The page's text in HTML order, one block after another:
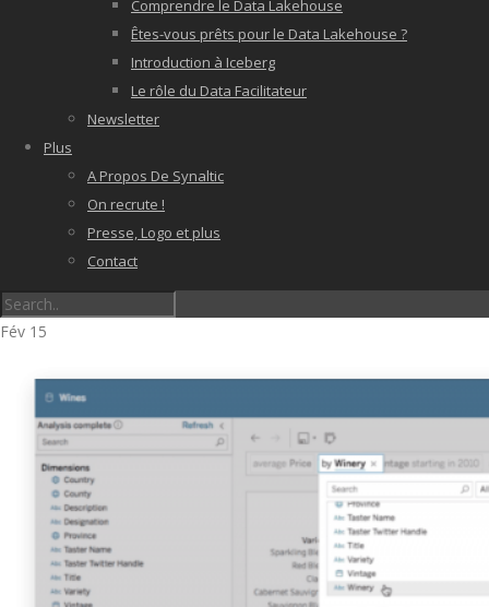
Comprendre le Data Lakehouse
Êtes-vous prêts pour le Data Lakehouse ?
Introduction à Iceberg
Le rôle du Data Facilitateur
Newsletter
Plus
A Propos De Synaltic
On recrute !
Presse, Logo et plus
Contact
Fév 15